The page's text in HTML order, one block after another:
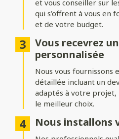
Bombé ou bombé inversé: des
effet plus traditionnel.
Chapeau de gendarme ou
: une touche classique et raffinée.
Occultation
Adaptez le niveau d’intimité et
Portail plein: : pour une intimité
Portail semi-ajouré
et vous conseiller sur
qui s’offrent à vous en
et de votre budget.
Vous recevrez
personnalisée
Nous vous fournissons
détaillée incluant un
adaptés à votre projet,
le meilleur choix.
Nous installons